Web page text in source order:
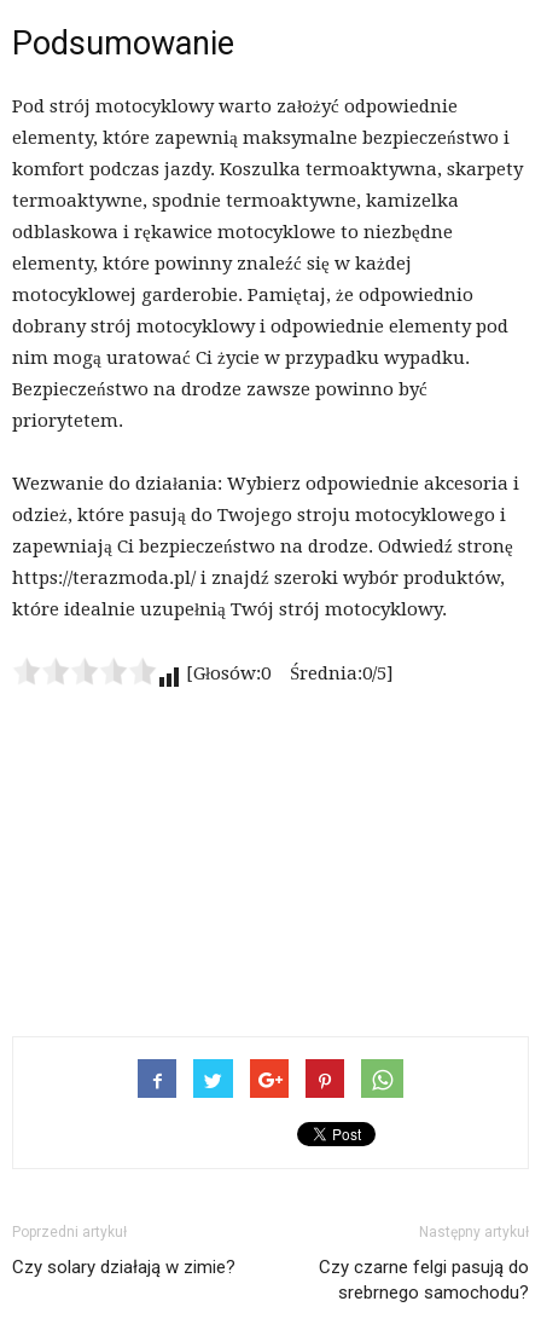
Podsumowanie
Pod strój motocyklowy warto założyć odpowiednie
elementy, które zapewnią maksymalne bezpieczeństwo i
komfort podczas jazdy. Koszulka termoaktywna, skarpety
termoaktywne, spodnie termoaktywne, kamizelka
odblaskowa i rękawice motocyklowe to niezbędne
elementy, które powinny znaleźć się w każdej
motocyklowej garderobie. Pamiętaj, że odpowiednio
dobrany strój motocyklowy i odpowiednie elementy pod
nim mogą uratować Ci życie w przypadku wypadku.
Bezpieczeństwo na drodze zawsze powinno być
priorytetem.
Wezwanie do działania: Wybierz odpowiednie akcesoria i
odzież, które pasują do Twojego stroju motocyklowego i
zapewniają Ci bezpieczeństwo na drodze. Odwiedź stronę
https://terazmoda.pl/ i znajdź szeroki wybór produktów,
które idealnie uzupełnią Twój strój motocyklowy.
[Głosów:0 Średnia:0/5]
Poprzedni artykuł
Czy solary działają w zimie?
Następny artykuł
Czy czarne felgi pasują do
srebrnego samochodu?